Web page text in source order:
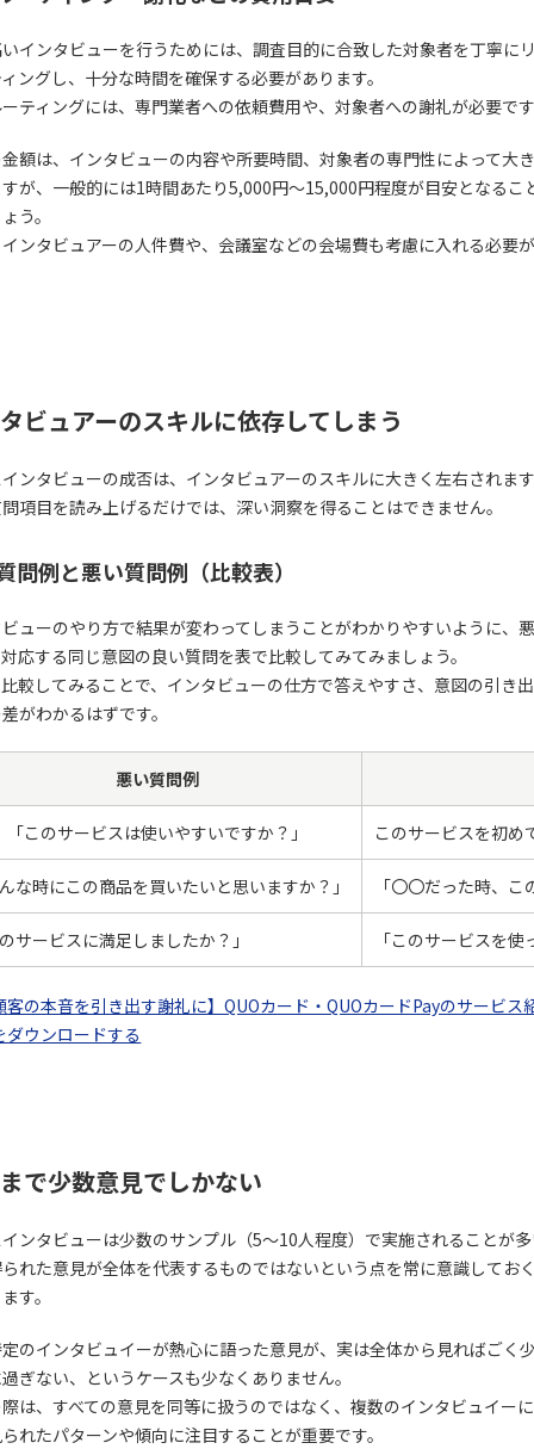
インタビューを行うためには、調査目的に合致した対象者を丁寧に
ングし、十分な時間を確保する必要があります。
ティングには、専門業者への依頼費用や、対象者への謝礼が必要で
額は、インタビューの内容や所要時間、対象者の専門性によって大
が、一般的には1時間あたり5,000円〜15,000円程度が目安となるこ
う。
ンタビュアーの人件費や、会議室などの会場費も考慮に入れる必要
ビュアーのスキルに依存してしまう
ンタビューの成否は、インタビュアーのスキルに大きく左右されま
項目を読み上げるだけでは、深い洞察を得ることはできません。
問例と悪い質問例（比較表）
ューのやり方で結果が変わってしまうことがわかりやすいように、
応する同じ意図の良い質問を表で比較してみてみましょう。
較してみることで、インタビューの仕方で答えやすさ、意図の引き
がわかるはずです。
悪い質問例
「このサービスは使いやすいですか？」 このサービスを初め
な時にこの商品を買いたいと思いますか？」 「〇〇だった時、
サービスに満足しましたか？」 「このサービスを
客の本音を引き出す謝礼に】QUOカード・QUOカードPayのサービス
ダウンロードする
で少数意見でしかない
ンタビューは少数のサンプル（5〜10人程度）で実施されることが
れた意見が全体を代表するものではないという点を常に意識してお
す。
のインタビュイーが熱心に語った意見が、実は全体から見ればごく
ぎない、というケースも少なくありません。
は、すべての意見を同等に扱うのではなく、複数のインタビュイー
れたパターンや傾向に注目することが重要です。